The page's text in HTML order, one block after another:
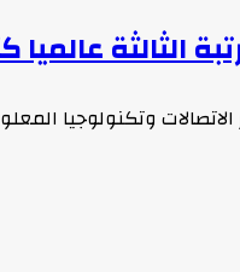
الثالثة
وتكنولوجيا